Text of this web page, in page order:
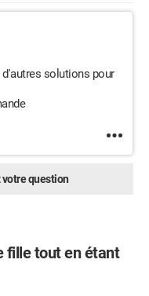
solutions pour
votre question
fille tout en étant